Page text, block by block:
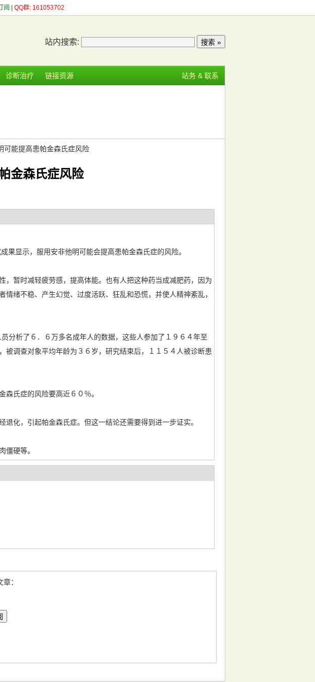
阅 QQ群: 161053702
站内搜索:
诊断治疗 链接资源 站务 & 联系
可能提高患帕金森氏症风险
金森氏症风险
果显示，服用安非他明可能会提高患帕金森氏症的风险。
暂时减轻疲劳感，提高体能。也有人把这种药当成减肥药，因为
绪不稳、产生幻觉、过度活跃、狂乱和恐慌，并使人精神紊乱，
分析了６．６万多名成年人的数据，这些人参加了１９６４年至
被调查对象平均年龄为３６岁，研究结束后，１１５４人被诊断患
氏症的风险要高近６０％。
化，引起帕金森氏症。但这一结论还需要得到进一步证实。
僵硬等。
：